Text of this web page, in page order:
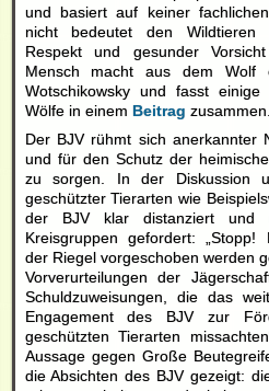
und basiert auf keiner
nicht bedeutet den Wildtieren
Respekt und gesunder
Mensch macht aus dem Wolf
Wotschikowsky und fasst
Wölfe in einem Beitrag zusammen.
Der BJV rühmt sich anerkannter
und für den Schutz der
zu sorgen. In der Diskussion
geschützter Tierarten wie
der BJV klar distanziert und
Kreisgruppen gefordert: „Stopp!
der Riegel vorgeschoben werden
Vorverurteilungen der
Schuldzuweisungen, die das
Engagement des BJV zur
geschützten Tierarten
Aussage gegen Große
die Absichten des BJV gezeigt: